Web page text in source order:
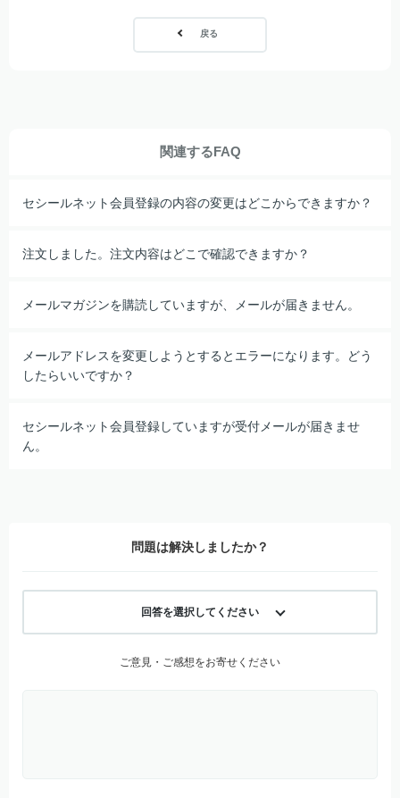
戻る
関連するFAQ
セシールネット会員登録の内容の変更はどこからできますか？
注文しました。注文内容はどこで確認できますか？
メールマガジンを購読していますが、メールが届きません。
メールアドレスを変更しようとするとエラーになります。どう
したらいいですか？
セシールネット会員登録していますが受付メールが届きませ
ん。
問題は解決しましたか？
回答を選択してください
ご意見・ご感想をお寄せください